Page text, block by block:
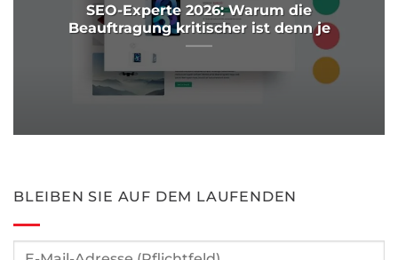
SEO-Experte 2026: Warum die
Beauftragung kritischer ist denn je
BLEIBEN SIE AUF DEM LAUFENDEN